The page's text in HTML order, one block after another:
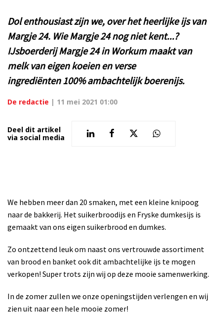
Dol enthousiast zijn we, over het heerlijke ijs van
Margje 24. Wie Margje 24 nog niet kent...?
IJsboerderij Margje 24 in Workum maakt van
melk van eigen koeien en verse
ingrediënten 100% ambachtelijk boerenijs.
De redactie | 11 mei 2021 01:00
Deel dit artikel
via social media
We hebben meerdan 20 smaken, met een kleine knipoog
naar de bakkerij. Het suikerbroodijs en Fryske dumkesijs is
gemaakt van ons eigen suikerbrood en dumkes.
Zo ontzettend leuk om naast ons vertrouwde assortiment
van brood en banket ook dit ambachtelijke ijs te mogen
verkopen! Super trots zijn wij op deze mooie samenwerking.
In de zomer zullen we onze openingstijden verlengen en wij
zien uit naar een hele mooie zomer!